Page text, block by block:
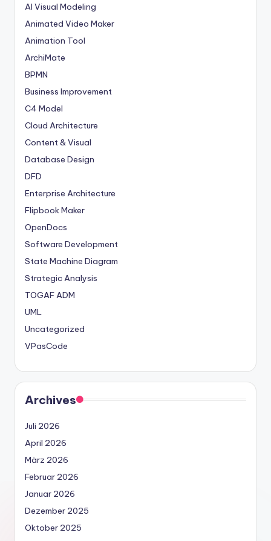
AI Visual Modeling
Animated Video Maker
Animation Tool
ArchiMate
BPMN
Business Improvement
C4 Model
Cloud Architecture
Content & Visual
Database Design
DFD
Enterprise Architecture
Flipbook Maker
OpenDocs
Software Development
State Machine Diagram
Strategic Analysis
TOGAF ADM
UML
Uncategorized
VPasCode
Archives
Juli 2026
April 2026
März 2026
Februar 2026
Januar 2026
Dezember 2025
Oktober 2025